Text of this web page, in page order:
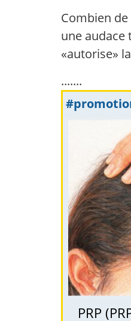
Combien
une audace
«autorise»
.......